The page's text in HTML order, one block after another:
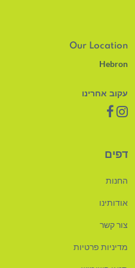
Our Location
Hebron
עקוב אחרינו
דפים
החנות
אודותינו
צור קשר
מדיניות פרטיות